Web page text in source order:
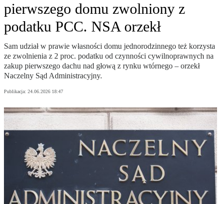
pierwszego domu zwolniony z
podatku PCC. NSA orzekł
Sam udział w prawie własności domu jednorodzinnego też korzysta
ze zwolnienia z 2 proc. podatku od czynności cywilnoprawnych na
zakup pierwszego dachu nad głową z rynku wtórnego – orzekł
Naczelny Sąd Administracyjny.
Publikacja: 24.06.2026 18:47